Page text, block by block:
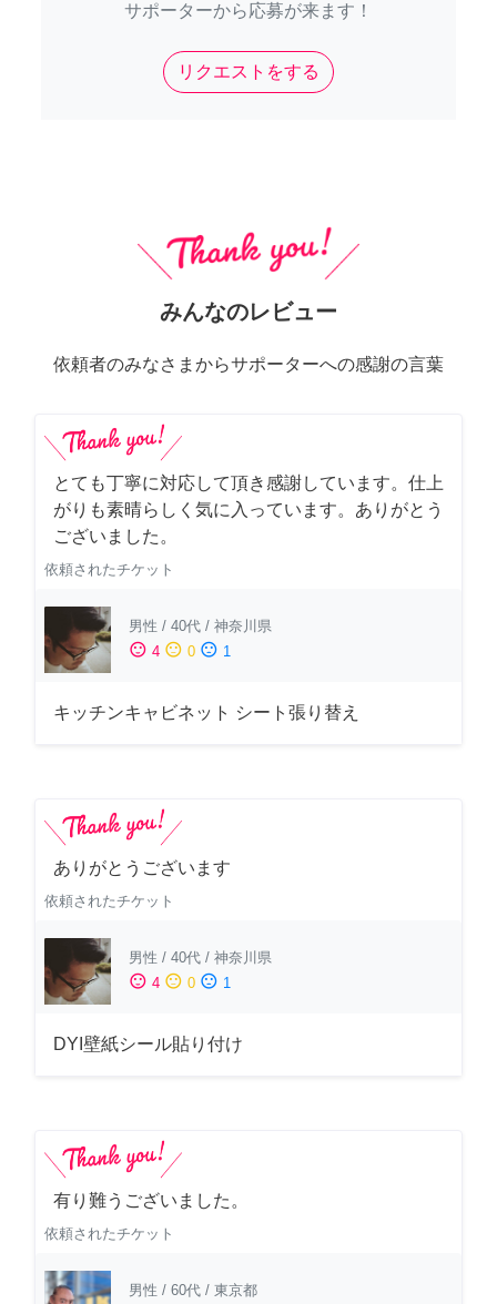
サポーターから応募が来ます！
リクエストをする
みんなのレビュー
依頼者のみなさまからサポーターへの感謝の言葉
とても丁寧に対応して頂き感謝しています。仕上
がりも素晴らしく気に入っています。ありがとう
ございました。
依頼されたチケット
男性 / 40代 / 神奈川県
sentiment_satisfied 4 sentiment_neutral 0 sentiment_dissatisfied 1
キッチンキャビネット シート張り替え
ありがとうございます
依頼されたチケット
男性 / 40代 / 神奈川県
sentiment_satisfied 4 sentiment_neutral 0 sentiment_dissatisfied 1
DYI壁紙シール貼り付け
有り難うございました。
依頼されたチケット
男性 / 60代 / 東京都